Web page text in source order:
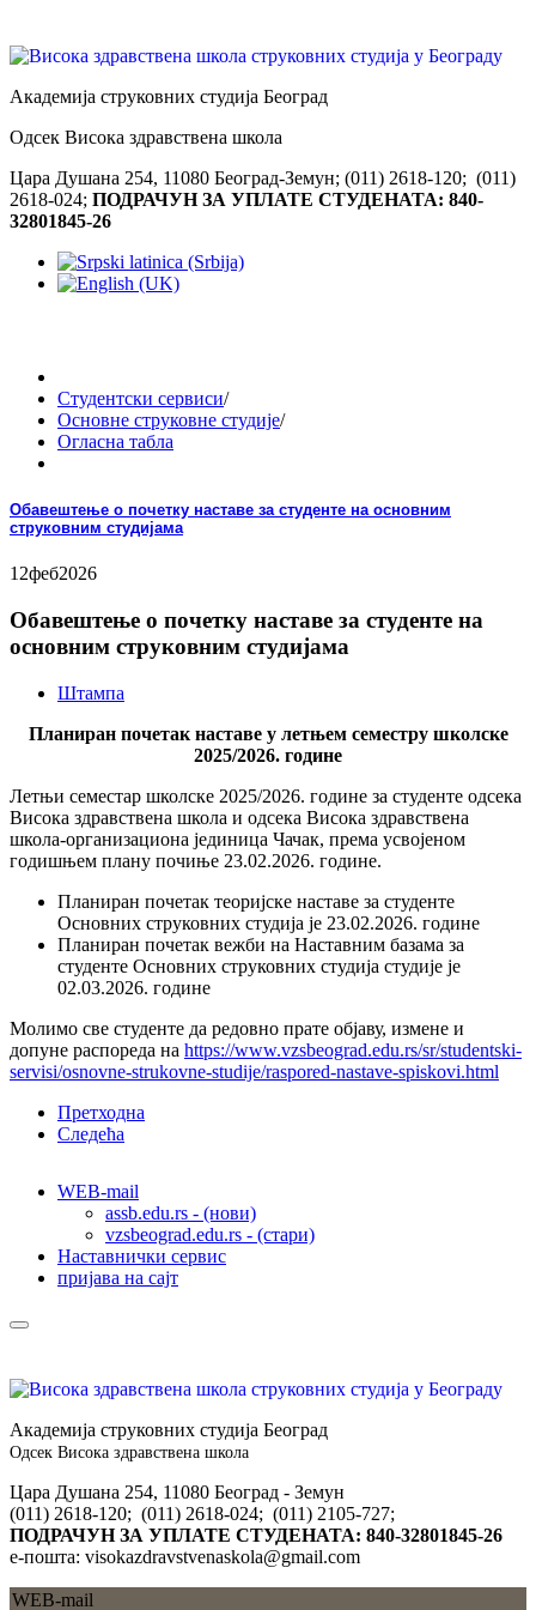
Академија струковних студија Београд
Одсек Висока здравствена школа
Цара Душана 254, 11080 Београд-Земун; (011) 2618-120; (011)
2618-024; ПОДРАЧУН ЗА УПЛАТЕ СТУДЕНАТА: 840-
32801845-26
Студентски сервиси/
Основне струковне студије/
Огласна табла
Обавештење о почетку наставе за студенте на основним
струковним студијама
12феб2026
Обавештење о почетку наставе за студенте на
основним струковним студијама
Штампа
Планиран почетак наставе у летњем семестру школске
2025/2026. године
Летњи семестар школске 2025/2026. године за студенте одсека
Висока здравствена школа и одсека Висока здравствена
школа-организациона јединица Чачак, према усвојеном
годишњем плану почиње 23.02.2026. године.
Планиран почетак теоријске наставе за студенте
Основних струковних студија је 23.02.2026. године
Планиран почетак вежби на Наставним базама за
студенте Основних струковних студија студије је
02.03.2026. године
Молимо све студенте да редовно прате објаву, измене и
допуне распореда на https://www.vzsbeograd.edu.rs/sr/studentski-
servisi/osnovne-strukovne-studije/raspored-nastave-spiskovi.html
Претходна
Следећа
WEB-mail
assb.edu.rs - (нови)
vzsbeograd.edu.rs - (стари)
Наставнички сервис
пријава на сајт
Академија струковних студија Београд
Одсек Висока здравствена школа
Цара Душана 254, 11080 Београд - Земун
(011) 2618-120; (011) 2618-024; (011) 2105-727;
ПОДРАЧУН ЗА УПЛАТЕ СТУДЕНАТА: 840-32801845-26
е-пошта: visokazdravstvenaskola@gmail.com
WEB-mail